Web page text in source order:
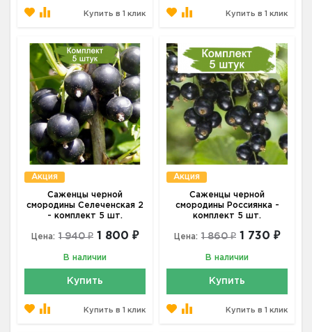
Купить в 1 клик Купить в 1 клик
Акция
Саженцы черной
смородины Селеченская 2
- комплект 5 шт.
Цена: 1 940 ₽ 1 800 ₽
В наличии
Купить
Купить в 1 клик
Акция
Саженцы черной
смородины Россиянка -
комплект 5 шт.
Цена: 1 860 ₽ 1 730 ₽
В наличии
Купить
Купить в 1 клик